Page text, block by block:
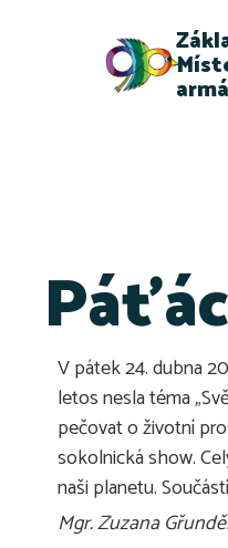
V pátek 24. dubna
letos nesla téma
pečovat o životní
sokolnická show.
naši planetu.
Mgr. Zuzana